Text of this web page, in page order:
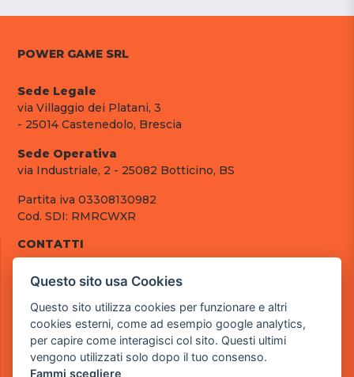
POWER GAME SRL
Sede Legale
via Villaggio dei Platani, 3
- 25014 Castenedolo, Brescia
Sede Operativa
via Industriale, 2 - 25082 Botticino, BS
Partita iva 03308130982
Cod. SDI: RMRCWXR
CONTATTI
tel.: +39 030 376 2377
pec: powergamesrl@legalmail.it
LINK UTILI
Chi siamo
Questo sito usa Cookies
Questo sito utilizza cookies per funzionare e altri
cookies esterni, come ad esempio google analytics,
per capire come interagisci col sito. Questi ultimi
vengono utilizzati solo dopo il tuo consenso.
Fammi scegliere